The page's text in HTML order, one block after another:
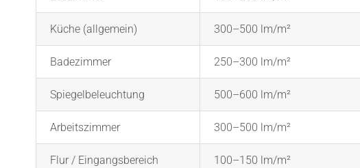
Küche (allgemein) 300–500 lm/m²
Badezimmer 250–300 lm/m²
Spiegelbeleuchtung 500–600 lm/m²
Arbeitszimmer 300–500 lm/m²
Flur / Eingangsbereich 100–150 lm/m²